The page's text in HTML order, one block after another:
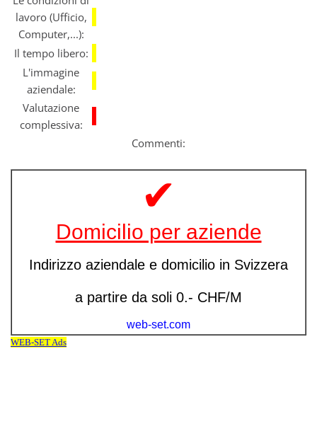
lavoro (Ufficio,
Computer,...):
Il tempo libero:
L'immagine
aziendale:
Valutazione
complessiva:
Commenti: